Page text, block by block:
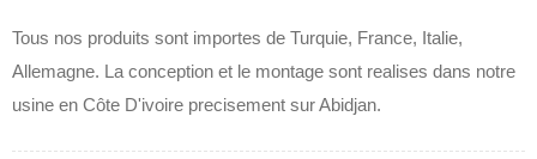
Tous nos produits sont importes de Turquie, France, Italie,
Allemagne. La conception et le montage sont realises dans notre
usine en Côte D'ivoire precisement sur Abidjan.